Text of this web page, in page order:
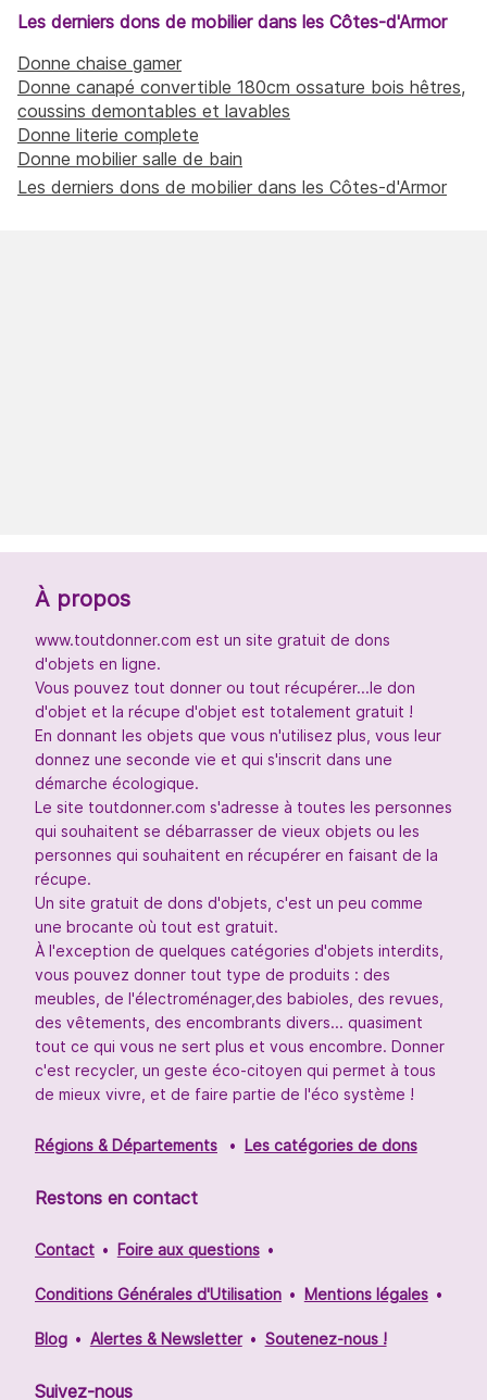
Les derniers dons de mobilier dans les Côtes-d'Armor
Donne chaise gamer
Donne canapé convertible 180cm ossature bois hêtres,
coussins demontables et lavables
Donne literie complete
Donne mobilier salle de bain
Les derniers dons de mobilier dans les Côtes-d'Armor
À propos
www.toutdonner.com est un site gratuit de dons
d'objets en ligne.
Vous pouvez tout donner ou tout récupérer...le don
d'objet et la récupe d'objet est totalement gratuit !
En donnant les objets que vous n'utilisez plus, vous leur
donnez une seconde vie et qui s'inscrit dans une
démarche écologique.
Le site toutdonner.com s'adresse à toutes les personnes
qui souhaitent se débarrasser de vieux objets ou les
personnes qui souhaitent en récupérer en faisant de la
récupe.
Un site gratuit de dons d'objets, c'est un peu comme
une brocante où tout est gratuit.
À l'exception de quelques catégories d'objets interdits,
vous pouvez donner tout type de produits : des
meubles, de l'électroménager,des babioles, des revues,
des vêtements, des encombrants divers... quasiment
tout ce qui vous ne sert plus et vous encombre. Donner
c'est recycler, un geste éco-citoyen qui permet à tous
de mieux vivre, et de faire partie de l'éco système !
Régions & Départements Les catégories de dons
Restons en contact
Contact Foire aux questions
Conditions Générales d'Utilisation Mentions légales
Blog Alertes & Newsletter Soutenez-nous !
Suivez-nous